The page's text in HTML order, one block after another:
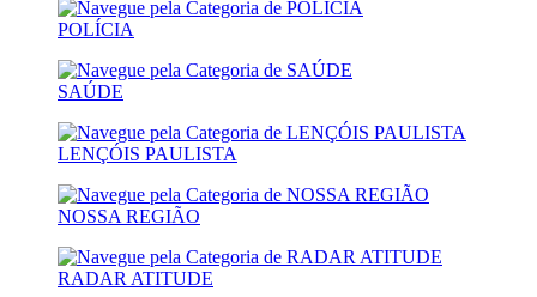
POLÍCIA
SAÚDE
LENÇÓIS PAULISTA
NOSSA REGIÃO
RADAR ATITUDE